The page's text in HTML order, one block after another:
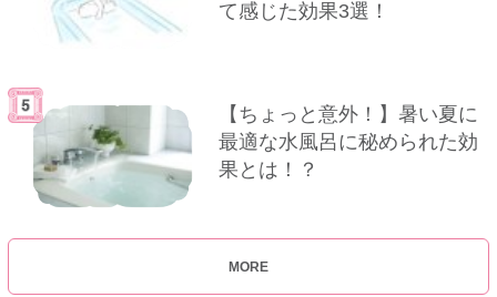
て感じた効果3選！
【ちょっと意外！】暑い夏に
最適な水風呂に秘められた効
果とは！？
MORE